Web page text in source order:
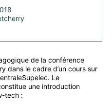
de la conférence
dans le cadre d’un cours sur
Le
une introduction
tech :